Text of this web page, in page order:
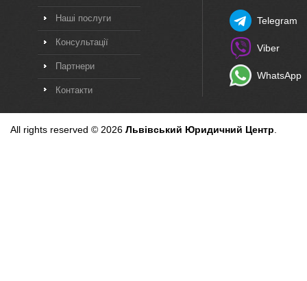
Наші послуги
Консультації
Партнери
Контакти
Telegram
Viber
WhatsApp
All rights reserved © 2026 Львівський Юридичний Центр